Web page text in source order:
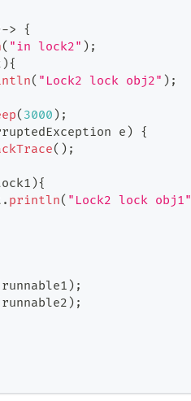
-> {
( "in lock2" ) ;
){
( "Lock2 lock obj2" ) ;
( 3000 ) ;
e ) {
( ) ;
){
. println( "Lock2 lock obj1"
runnable1 ) ;
runnable2 ) ;